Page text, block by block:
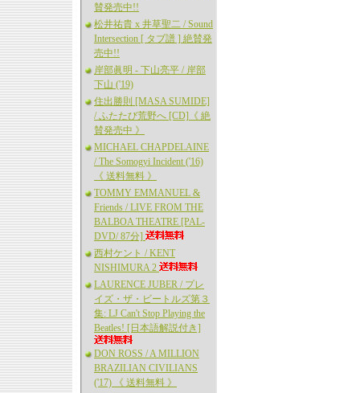
賛発売中!!
松井祐貴 x 井草聖二 / Sound
Intersection [ タブ譜 ] 絶賛発
売中!!
岸部眞明 - 下山亮平 / 岸部
下山 ('19)
住出勝則 [MASA SUMIDE]
/ ふたたび荒野へ [CD]《 絶
賛発売中 》
MICHAEL CHAPDELAINE
/ The Somogyi Incident ('16)
《 送料無料 》
TOMMY EMMANUEL &
Friends / LIVE FROM THE
BALBOA THEATRE [PAL-
DVD/ 87分]
西村ケント / KENT
NISHIMURA 2
LAURENCE JUBER / プレ
イズ・ザ・ビートルズ第３
集: LJ Can't Stop Playing the
Beatles! [日本語解説付き]
DON ROSS / A MILLION
BRAZILIAN CIVILIANS
('17) 《 送料無料 》